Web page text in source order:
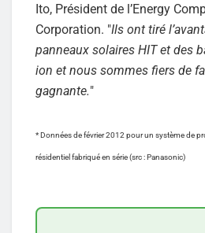
Ito, Président de l’Energy
Corporation. "Ils ont tiré
panneaux solaires HIT et des
ion et nous sommes fiers de
gagnante."
* Données de février 2012 pour un système de
résidentiel fabriqué en série (src : Panasonic)